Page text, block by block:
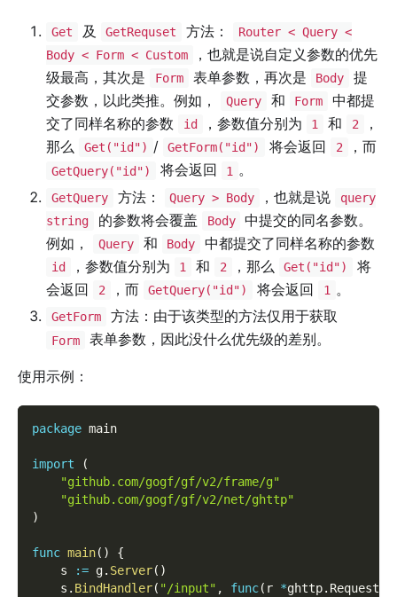
Get 及 GetRequset 方法：
Router < Query <
Body < Form < Custom
，也就是说自定义参数的优先
级最高，其次是
Form 表单参数，再次是 Body
提
交参数，以此类推。例如，
Query 和 Form
中都提
交了同样名称的参数
id ，参数值分别为 1 和 2
，
那么
Get("id") / GetForm("id") 将会返回 2 ，而
GetQuery("id") 将会返回 1 。
GetQuery 方法： Query > Body ，也就是说
query
string
的参数将会覆盖 Body
中提交的同名参数。
例如，
Query 和 Body 中都提交了同样名称的参数
id ，参数值分别为 1 和 2 ，那么 Get("id")
将
会返回
2 ，而 GetQuery("id") 将会返回 1 。
GetForm 方法：由于该类型的方法仅用于获取
Form 表单参数，因此没什么优先级的差别。
使用示例：
package main
import
(
"github.com/gogf/gf/v2/frame/g"
"github.com/gogf/gf/v2/net/ghttp"
)
func main( )
{
    s
:= g. Server( )
    s
. BindHandler( "/input" , func( r *ghttp. Request